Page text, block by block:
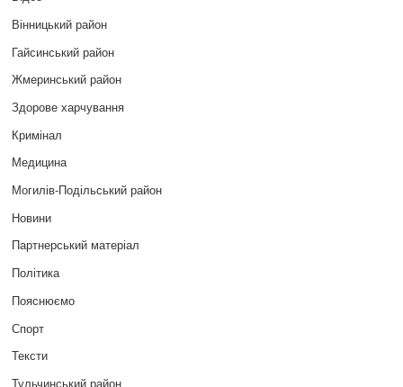
Вінницький район
Гайсинський район
Жмеринський район
Здорове харчування
Кримінал
Медицина
Могилів-Подільський район
Новини
Партнерський матеріал
Політика
Пояснюємо
Спорт
Тексти
Тульчинський район